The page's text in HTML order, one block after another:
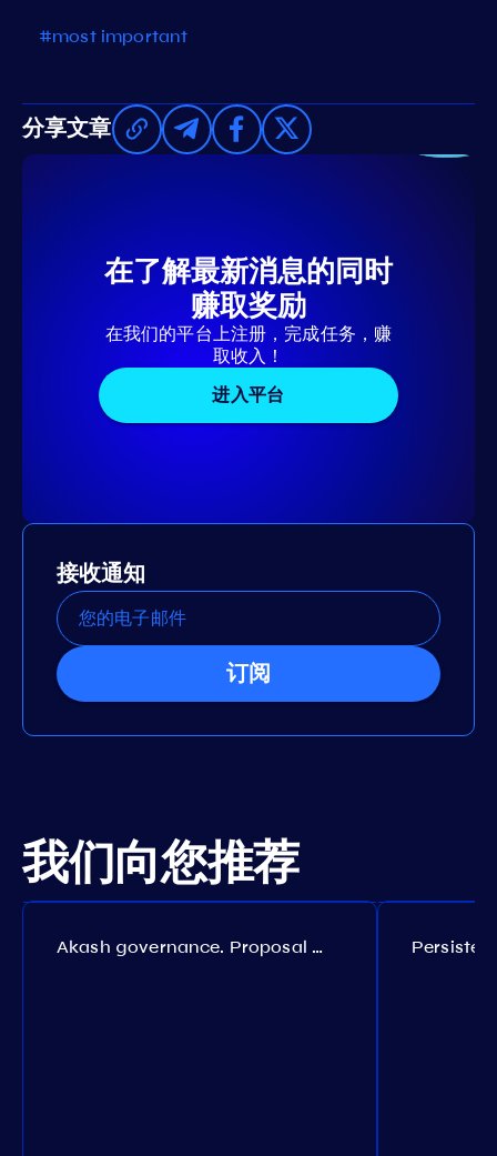
#most important
分享文章
在了解最新消息的同时
赚取奖励
在我们的平台上注册，完成任务，赚
取收入！
进入平台
接收通知
订阅
我们向您推荐
Akash governance. Proposal №308